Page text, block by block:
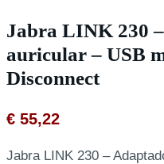
Jabra LINK 230
auricular – USB
Disconnect
€ 55,22
Jabra LINK 230 –